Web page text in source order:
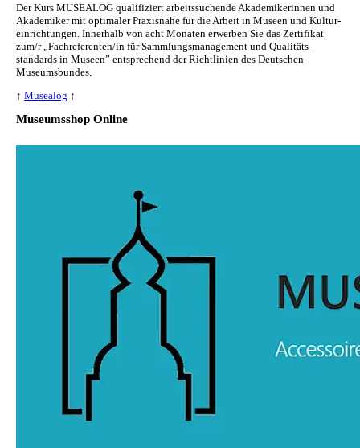
Der Kurs MUSEALOG qualifiziert arbeitssuchende Akademikerinnen und
Akademiker mit optimaler Praxisnähe für die Arbeit in Museen und Kul­tur­
ein­rich­tun­gen. Innerhalb von acht Monaten erwerben Sie das Zertifikat
zum/r „Fachreferenten/in für Sammlungs­management und Qualitäts­
standards in Museen” entsprechend der Richtlinien des Deutschen
Museumsbundes.
↑ Musealog ↑
Museumsshop Online